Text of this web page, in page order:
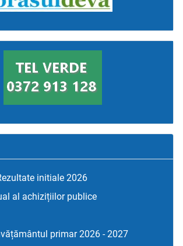
initiale 2026
al achizițiilor publice
primar 2026 - 2027